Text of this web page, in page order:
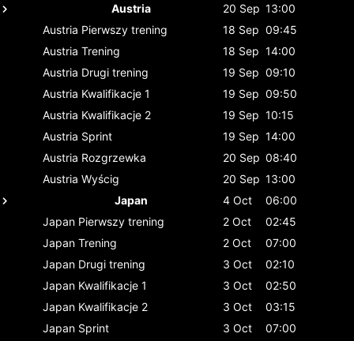
Austria
20 Sep 13:00
Austria Pierwszy trening 18 Sep 09:45
Austria Trening 18 Sep 14:00
Austria Drugi trening 19 Sep 09:10
Austria Kwalifikacje 1 19 Sep 09:50
Austria Kwalifikacje 2 19 Sep 10:15
Austria Sprint 19 Sep 14:00
Austria Rozgrzewka 20 Sep 08:40
Austria Wyścig 20 Sep 13:00
Japan
4 Oct
06:00
Japan Pierwszy trening 2 Oct
02:45
Japan Trening 2 Oct
07:00
Japan Drugi trening 3 Oct
02:10
Japan Kwalifikacje 1 3 Oct
02:50
Japan Kwalifikacje 2 3 Oct
03:15
Japan Sprint 3 Oct
07:00